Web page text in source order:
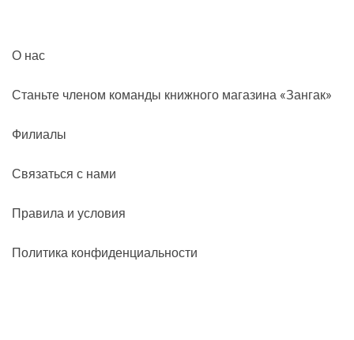
О нас
Станьте членом команды книжного магазина «Зангак»
Филиалы
Связаться с нами
Правила и условия
Политика конфиденциальности